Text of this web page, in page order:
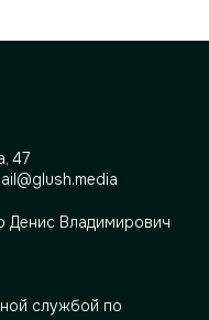
47
Денис Владимирович
службой по